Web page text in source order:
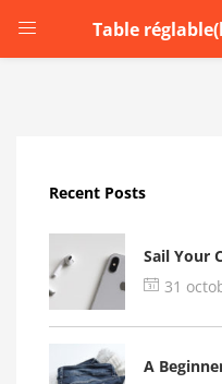
TableLOGIN
Remember me
Recent Posts
Sail Your
31
A